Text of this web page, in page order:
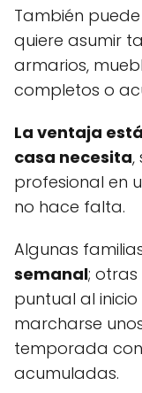
También
quiere asumir
armarios,
completos o
La ventaja
casa necesita,
profesional en
no hace falta.
Algunas
semanal;
puntual al
marcharse
temporada
acumuladas.